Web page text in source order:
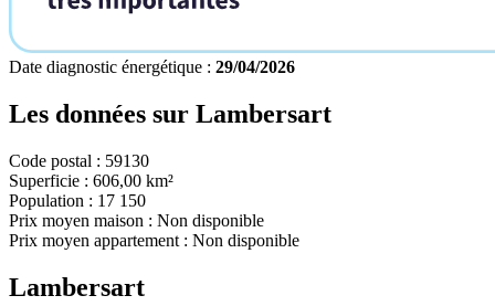
Date diagnostic énergétique : 29/04/2026
Les données sur Lambersart
Code postal : 59130
Superficie : 606,00 km²
Population : 17 150
Prix moyen maison : Non disponible
Prix moyen appartement : Non disponible
Lambersart